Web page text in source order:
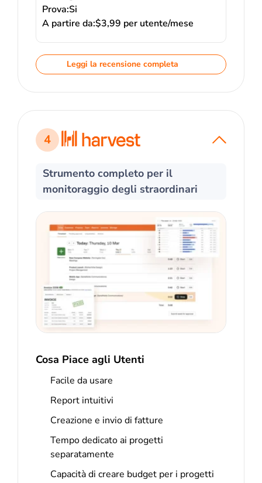
Prova:Si
A partire da:$3,99 per utente/mese
Leggi la recensione completa
4
Strumento completo per il
monitoraggio degli straordinari
Cosa Piace agli Utenti
Facile da usare
Report intuitivi
Creazione e invio di fatture
Tempo dedicato ai progetti
separatamente
Capacità di creare budget per i progetti